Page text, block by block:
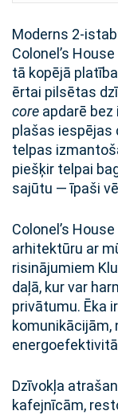
Moderns 2-
Colonel’s
tā kopējā
ērtai pilsētas
core apdarē
plašas iespējas
telpas
piešķir telpai
sajūtu — īpaši
Colonel’s
arhitektūru ar
risinājumiem
daļā, kur var
privātumu. Ēka
Dzīvokļa
kafejnīcām,